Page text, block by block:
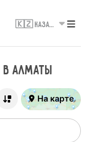
🇰🇿 Казахстан
вАлматы
На карте